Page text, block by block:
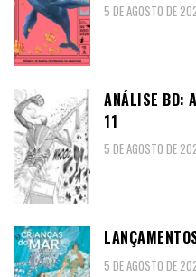
5 DE AGOSTO DE
ANÁLISE BD:
11
5 DE AGOSTO DE
5 DE AGOSTO DE